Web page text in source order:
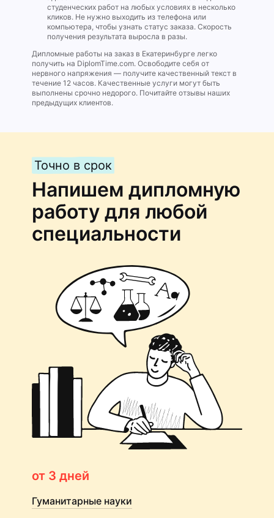
студенческих работ на любых условиях в несколько
кликов. Не нужно выходить из телефона или
компьютера, чтобы узнать статус заказа. Скорость
получения результата выросла в разы.
Дипломные работы на заказ в Екатеринбурге легко
получить на DiplomTime.com. Освободите себя от
нервного напряжения — получите качественный текст в
течение 12 часов. Качественные услуги могут быть
выполнены срочно недорого. Почитайте отзывы наших
предыдущих клиентов.
Точно в срок
Напишем дипломную
работу для любой
специальности
от 3 дней
Гуманитарные науки